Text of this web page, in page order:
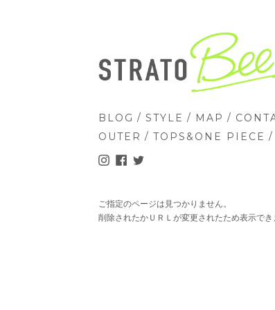
BLOG / STYLE / MAP /
OUTER / TOPS&ONE PIECE /
ご指定のページは見つかりません。
削除されたかＵＲＬが変更されたため表示でき